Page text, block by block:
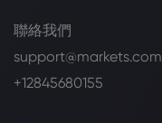
聯絡我們
support@markets.com
+12845680155